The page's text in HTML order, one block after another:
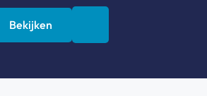
Bekijken